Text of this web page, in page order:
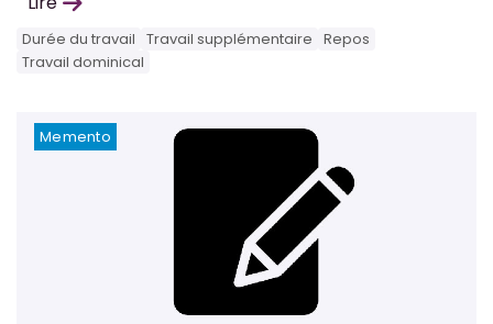
Durée du travail Travail supplémentaire Repos
Travail dominical
Memento